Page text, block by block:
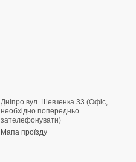
Дніпро вул. Шевченка 33 (Офіс,
необхідно попередньо
зателефонувати)
Мапа проїзду